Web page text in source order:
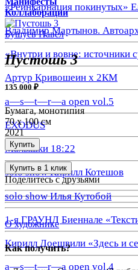
«Реинкарнация покинутых»
Владимир Мартынов.
«Внутри и вовне: источники
Артур Кривошеин х 2КМ
a—s—t—r—a open vol.5
EXODUS
Малышки 18:22
solo show Кирилл Котешов
solo show Илья Кутобой
1-я ГРАУНД Биеннале
Кирилл Доешвили «Здесь и
a—s—t—r—a open vol.4
Коллаборации
Бушуев Павел
Пустошь 3
135 000 ₽
Бумага, монотипия
70 х 100 см
2021
Купить
Купить в 1 клик
Поделитесь с друзьями
О художнике
Как получить?